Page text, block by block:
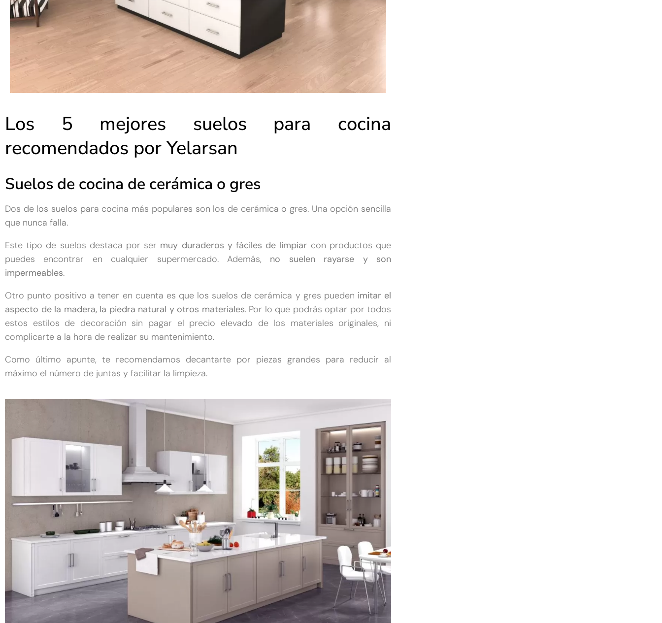
Los 5 mejores suelos para cocina
recomendados por Yelarsan
Suelos de cocina de cerámica o gres
Dos de los suelos para cocina más populares son los de cerámica o gres. Una opción sencilla
que nunca falla.
Este tipo de suelos destaca por ser muy duraderos y fáciles de limpiar con productos que
puedes encontrar en cualquier supermercado. Además, no suelen rayarse y son
impermeables.
Otro punto positivo a tener en cuenta es que los suelos de cerámica y gres pueden imitar el
aspecto de la madera, la piedra natural y otros materiales. Por lo que podrás optar por todos
estos estilos de decoración sin pagar el precio elevado de los materiales originales, ni
complicarte a la hora de realizar su mantenimiento.
Como último apunte, te recomendamos decantarte por piezas grandes para reducir al
máximo el número de juntas y facilitar la limpieza.